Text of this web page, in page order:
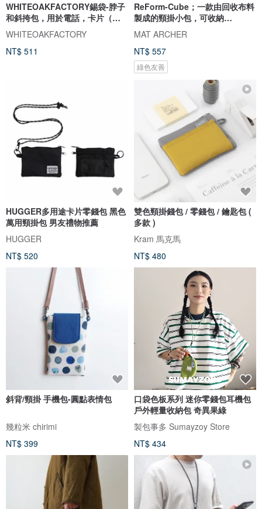
WHITEOAKFACTORY錫袋-脖子
和斜挎包，用於電話，卡片（象
牙色）
WHITEOAKFACTORY
NT$ 511
ReForm-Cube；一款由回收布料
製成的頸掛小包，可收納
AirPods、卡片及紙鈔。
MAT ARCHER
NT$ 557
綠色友善
HUGGER多用途卡片零錢包 黑色
萬用頸掛包 男友禮物推薦
HUGGER
NT$ 520
雙色頸掛錢包 / 零錢包 / 鑰匙包 (
多款 )
Kram 馬克馬
NT$ 480
斜背/頸掛 手機包-圓點表情包
幾粒米 chirimi
NT$ 399
口袋色板系列 迷你零錢包耳機包
戶外輕量收納包 奇異果綠
製包事多 Sumayzoy Store
NT$ 434